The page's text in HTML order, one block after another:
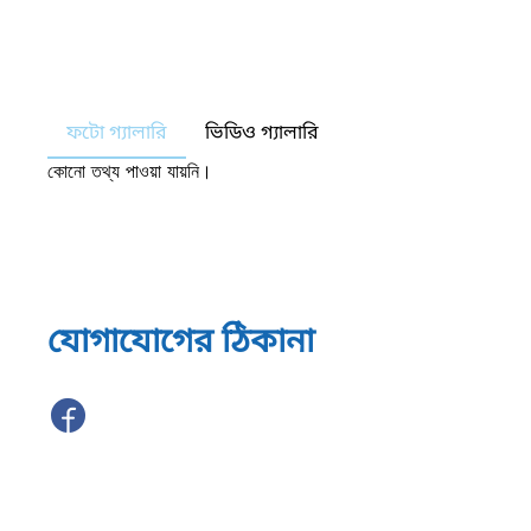
ফটো গ্যালারি ভিডিও গ্যালারি
কোনো তথ্য পাওয়া যায়নি।
যোগাযোগের ঠিকানা